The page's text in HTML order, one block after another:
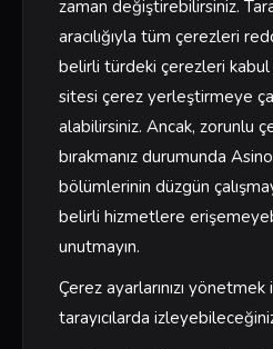
zaman değiştirebilirsiniz.
aracılığıyla tüm çerezleri
belirli türdeki çerezleri
sitesi çerez yerleştirmeye
alabilirsiniz. Ancak, zorunlu
bırakmanız durumunda
bölümlerinin düzgün
belirli hizmetlere
unutmayın.
Çerez ayarlarınızı yönetmek
tarayıcılarda